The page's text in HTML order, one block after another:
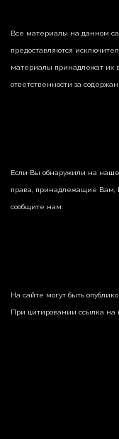
Все материалы на данном
предоставляются
материалы принадлежат их
ответственности за
Если Вы обнаружили на
права, принадлежащие Вам,
сообщите нам.
На сайте могут быть
При цитировании ссылка на